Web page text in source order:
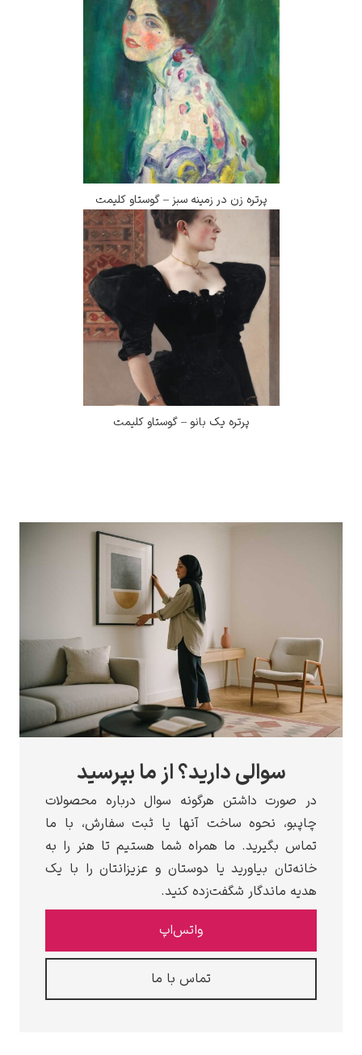
پرتره زن در زمینه سبز – گوستاو کلیمت
پرتره یک بانو – گوستاو کلیمت
دارید؟ از ما بپرسید
داشتن هرگونه سوال درباره محصولات
نحوه ساخت آنها یا ثبت سفارش، با ما
ما همراه شما هستیم تا هنر را به
بیاورید یا دوستان و عزیزانتان را با یک
شگفت‌زده کنید.